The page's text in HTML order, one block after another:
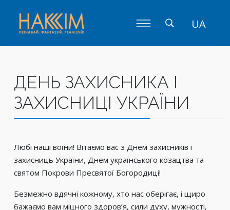
UA
ДЕНЬ ЗАХИСНИКА І
ЗАХИСНИЦІ УКРАЇНИ
Любі наші воїни! Вітаємо вас з Днем захисників і
захисниць України, Днем українського козацтва та
святом Покрови Пресвятої Богородиці!
Безмежно вдячні кожному, хто нас оберігає, і щиро
бажаємо вам міцного здоров’я, сили духу, мужності,